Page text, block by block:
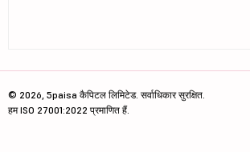
© 2026, 5paisa कैपिटल लिमिटेड. सर्वाधिकार सुरक्षित.
हम ISO 27001:2022 प्रमाणित हैं.